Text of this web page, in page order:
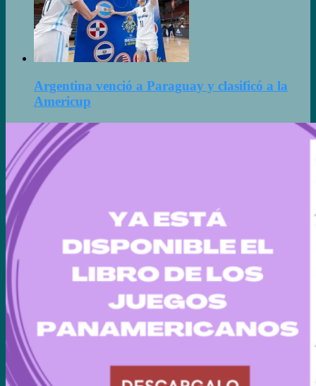
Argentina venció a Paraguay y clasificó a la
Americup